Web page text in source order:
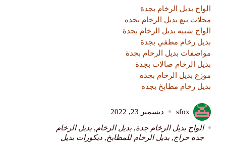
الواح بديل الرخام بجدة
محلات بيع بديل الرخام بجده
الواح شبيه بديل الرخام بجدة
بديل رخام مطفي بجدة
مواصفات بديل الرخام بجدة
بديل الرخام صالات بجدة
موزع بديل الرخام بجدة
بديل رخام مطابخ بجده
sfox
ديسمبر 23, 2022
الواح بديل الرخام جدة, بديل الرخام, بديل الرخام
جده حراج, بديل الرخام للمطابخ, ديكورات بديل